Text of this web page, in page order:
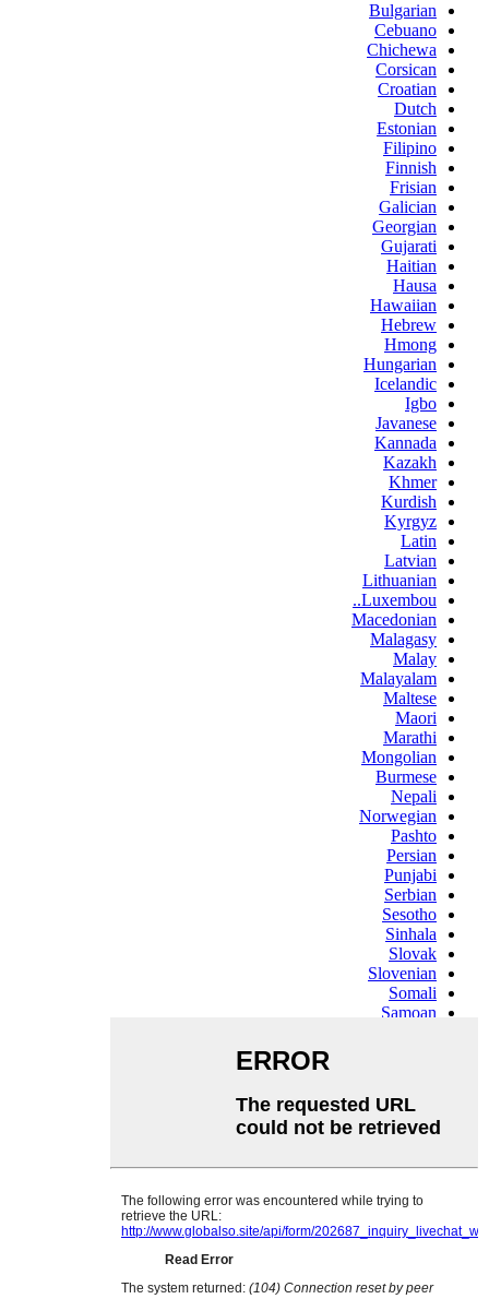
Bulgarian
Cebuano
Chichewa
Corsican
Croatian
Dutch
Estonian
Filipino
Finnish
Frisian
Galician
Georgian
Gujarati
Haitian
Hausa
Hawaiian
Hebrew
Hmong
Hungarian
Icelandic
Igbo
Javanese
Kannada
Kazakh
Khmer
Kurdish
Kyrgyz
Latin
Latvian
Lithuanian
Luxembou..
Macedonian
Malagasy
Malay
Malayalam
Maltese
Maori
Marathi
Mongolian
Burmese
Nepali
Norwegian
Pashto
Persian
Punjabi
Serbian
Sesotho
Sinhala
Slovak
Slovenian
Somali
Samoan
Swahili
Tajik
Telugu
Ukrainian
Urdu
Welsh